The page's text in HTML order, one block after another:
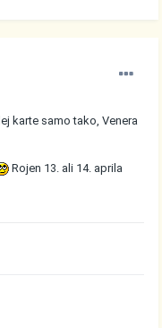
karte samo tako, Venera
Rojen 13. ali 14. aprila